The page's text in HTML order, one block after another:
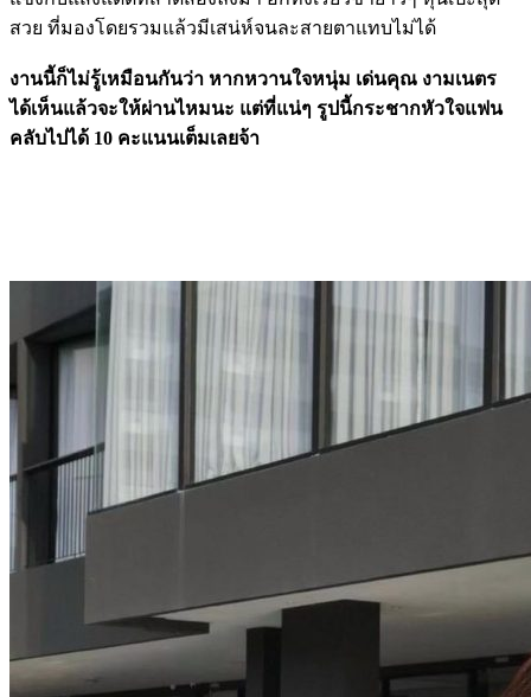
สวย ที่มองโดยรวมแล้วมีเสน่ห์จนละสายตาแทบไม่ได้
งานนี้ก็ไม่รู้เหมือนกันว่า หากหวานใจหนุ่ม เด่นคุณ งามเนตร
ได้เห็นแล้วจะให้ผ่านไหมนะ แต่ที่แน่ๆ รูปนี้กระชากหัวใจแฟน
คลับไปได้ 10 คะแนนเต็มเลยจ้า